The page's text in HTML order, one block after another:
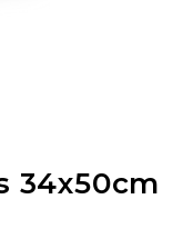
34x50cm